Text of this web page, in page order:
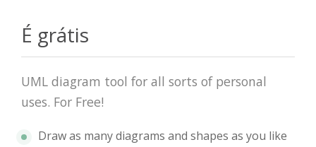
É grátis
UML diagram tool for all sorts of personal
uses. For Free!
Draw as many diagrams and shapes as you like